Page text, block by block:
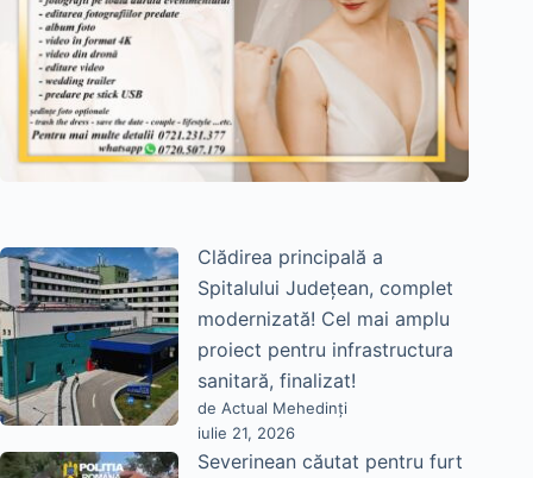
Clădirea principală a
Spitalului Județean, complet
modernizată! Cel mai amplu
proiect pentru infrastructura
sanitară, finalizat!
de Actual Mehedinți
iulie 21, 2026
Severinean căutat pentru furt